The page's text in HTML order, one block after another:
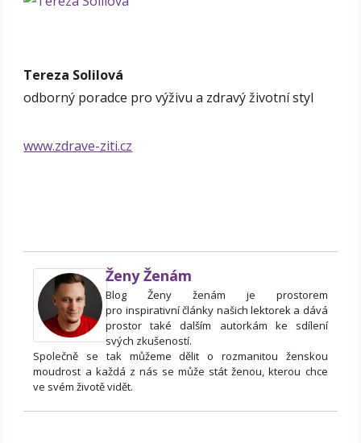
Tereza Solilová
odborný poradce pro výživu a zdravý životní styl
www.zdrave-ziti.cz
Ženy Ženám
Blog Ženy ženám je prostorem
pro inspirativní články našich lektorek a dává
prostor také dalším autorkám ke sdílení
svých zkušeností.
Společně se tak můžeme dělit o rozmanitou ženskou
moudrost a každá z nás se může stát ženou, kterou chce
ve svém životě vidět.